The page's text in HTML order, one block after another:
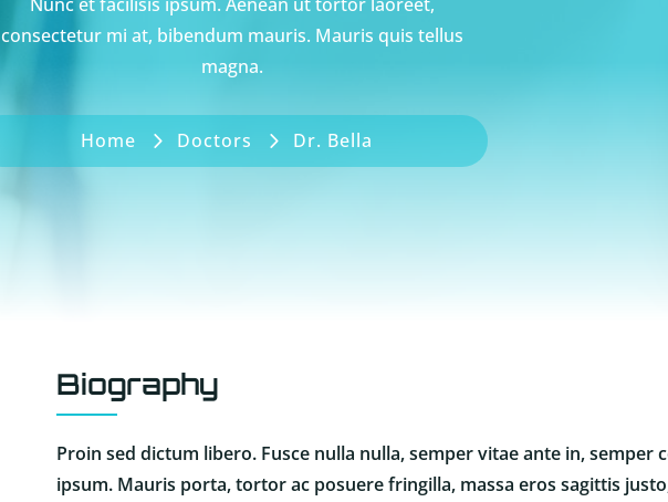
consectetur mi at, bibendum mauris. Mauris quis tellus
magna.
Home Doctors Dr. Bella
Biography
Proin sed dictum libero. Fusce nulla nulla, semper vitae ante in, semper
ipsum. Mauris porta, tortor ac posuere fringilla, massa eros sagittis